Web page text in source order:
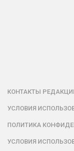
КОНТАКТЫ
УСЛОВИЯ
ПОЛИТИКА
УСЛОВИЯ